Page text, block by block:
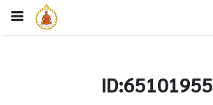
ID:65101955